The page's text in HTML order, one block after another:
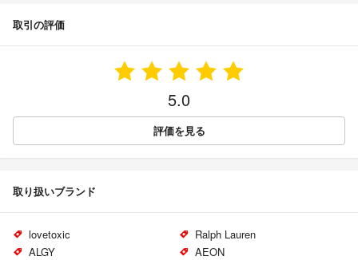
取引の評価
5.0
評価を見る
取り扱いブランド
lovetoxic
Ralph Lauren
ALGY
AEON